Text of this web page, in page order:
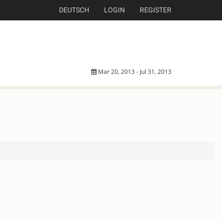
DEUTSCH LOGIN REGISTER
Mar 20, 2013 - Jul 31, 2013